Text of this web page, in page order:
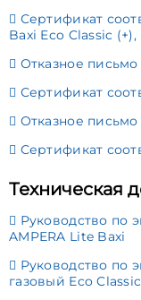
Сертификат
Baxi Eco Classic (+),
Отказное письмо
Сертификат
Отказное
Сертификат
Техническая
Руководство по
AMPERA Lite Baxi
Руководство по
газовый Eco